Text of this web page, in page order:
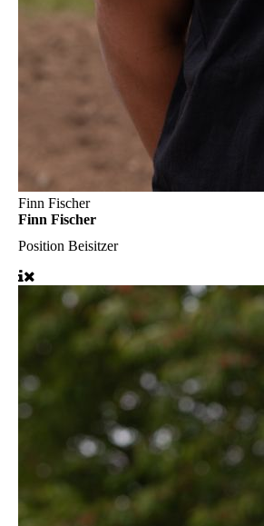
Finn Fischer
Finn Fischer
Position Beisitzer